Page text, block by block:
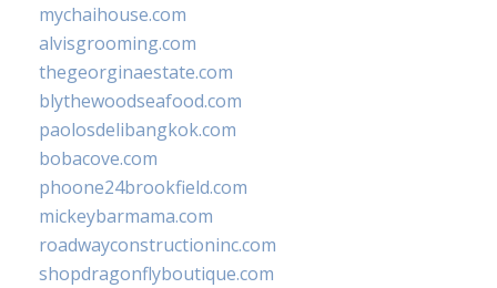
mychaihouse.com
alvisgrooming.com
thegeorginaestate.com
blythewoodseafood.com
paolosdelibangkok.com
bobacove.com
phoone24brookfield.com
mickeybarmama.com
roadwayconstructioninc.com
shopdragonflyboutique.com